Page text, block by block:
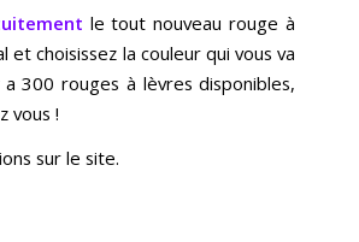
le tout nouveau rouge à
et choisissez la couleur qui vous va
300 rouges à lèvres disponibles,
vous !
sur le site.